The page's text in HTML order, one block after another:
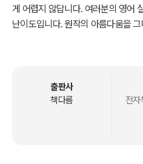
게 어렵지 않답니다. 여러분의 영어
난이도입니다. 원작의 아름다움을
출판사
책다름
전자